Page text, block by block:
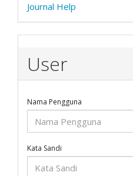
Journal Help
User
Nama Pengguna
Kata Sandi